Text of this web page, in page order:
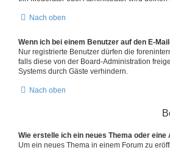
Nach oben
Wenn ich bei einem Benutzer auf den E-
Nur registrierte Benutzer dürfen die
falls diese von der Board-Administration
Systems durch Gäste verhindern.
Nach oben
Wie erstelle ich ein neues Thema oder eine
Um ein neues Thema in einem Forum zu